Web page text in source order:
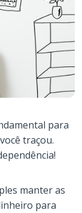
para
traçou.
manter as
para